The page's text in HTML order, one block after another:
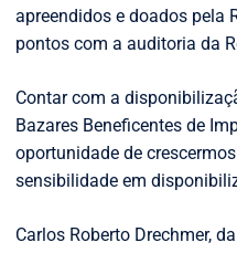
apreendidos e doados pela
pontos com a auditoria da
Contar com a
Bazares Beneficentes de
oportunidade de
sensibilidade em
Carlos Roberto Drechmer,